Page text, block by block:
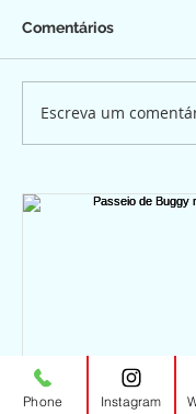
Comentários
Escreva um
Passeio de
Phone Instagram